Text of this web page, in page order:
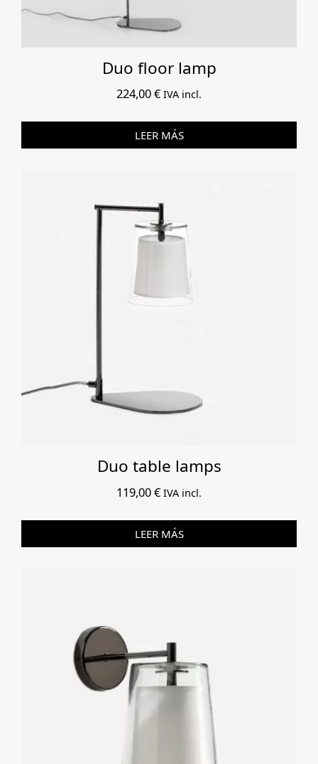
Duo floor lamp
224,00€ IVA incl.
LEER MÁS
Duo table lamps
119,00€ IVA incl.
LEER MÁS